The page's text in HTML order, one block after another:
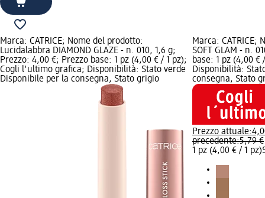
Marca: CATRICE; Nome del prodotto:
Lucidalabbra DIAMOND GLAZE - n. 010, 1,6 g;
Prezzo: 4,00 €; Prezzo base: 1 pz (4,00 € / 1 pz);
Cogli l'ultimo grafica; Disponibilità: Stato verde
Disponibile per la consegna, Stato grigio
Marca: CATRICE;
SOFT GLAM - n.
base: 1 pz (4,00
Disponibilità:
consegna, Stato
Prezzo attuale:
precedente:5,79 €
1 pz (4,00 € / 1 pz)